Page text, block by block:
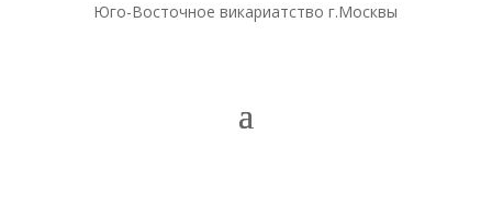
Юго-Восточное викариатство г.Москвы